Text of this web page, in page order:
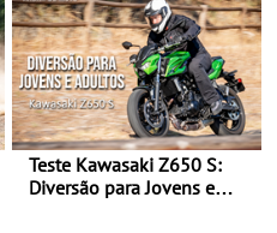
Teste Kawasaki Z650 S:
Diversão para Jovens e